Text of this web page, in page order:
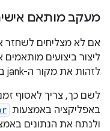
מעקב מותאם
ליצור ביצועים
לזהות את מקור ה-jank במכשירים השדה הזה.
לשם כך, צריך לאסוף
באפליקציה באמצעות
ולנתח את הנתונים